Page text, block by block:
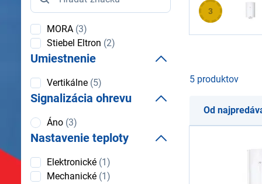
3
MORA (3)
Stiebel Eltron (2)
Umiestnenie
Umiestnenie
Vertikálne (5)
Signalizácia ohrevu
Signalizácia
ohrevu
Áno (3)
Nastavenie teploty
Nastavenie
teploty
Elektronické (1)
Mechanické (1)
5 produktov
Od